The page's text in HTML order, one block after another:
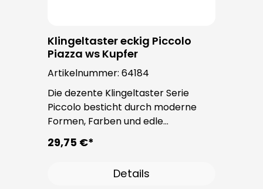
Klingeltaster eckig Piccolo
Piazza ws Kupfer
Artikelnummer: 64184
Die dezente Klingeltaster Serie
Piccolo besticht durch moderne
Formen, Farben und edle
Oberflächen. Bei allen
Klingeltastern dieser Serie kommt
Einsatz. Die Leitungseinführung
29,75 €*
Details